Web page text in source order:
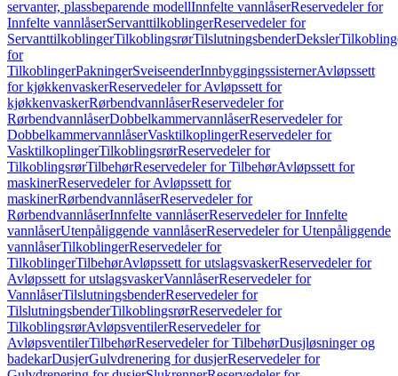
servanter, plassbeparende modellInnfelte vannlåserReservedeler for
Innfelte vannlåserServanttilkoblingerReservedeler for
ServanttilkoblingerTilkoblingsrørTilslutningsbenderDeksler
for
TilkoblingerPakningerSveiseenderInnbyggingssisternerAvløpssett
for kjøkkenvaskerReservedeler for Avløpssett for
kjøkkenvaskerRørbendvannlåserReservedeler for
RørbendvannlåserDobbelkammervannlåserReservedeler for
DobbelkammervannlåserVasktilkoplingerReservedeler for
VasktilkoplingerTilkoblingsrørReservedeler for
TilkoblingsrørTilbehørReservedeler for TilbehørAvløpssett for
maskinerReservedeler for Avløpssett for
maskinerRørbendvannlåserReservedeler for
RørbendvannlåserInnfelte vannlåserReservedeler for Innfelte
vannlåserUtenpåliggende vannlåserReservedeler for Utenpåliggende
vannlåserTilkoblingerReservedeler for
TilkoblingerTilbehørAvløpssett for utslagsvaskerReservedeler for
Avløpssett for utslagsvaskerVannlåserReservedeler for
VannlåserTilslutningsbenderReservedeler for
TilslutningsbenderTilkoblingsrørReservedeler for
TilkoblingsrørAvløpsventilerReservedeler for
AvløpsventilerTilbehørReservedeler for TilbehørDusjløsninger og
badekarDusjerGulvdrenering for dusjerReservedeler for